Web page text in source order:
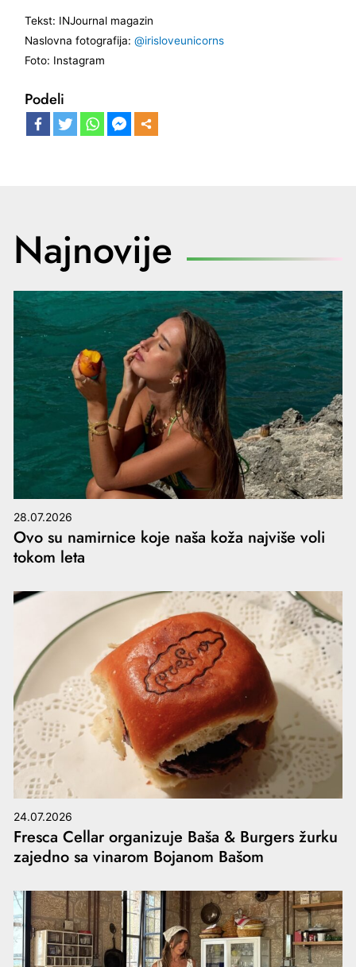
Tekst: INJournal magazin
Naslovna fotografija:@irisloveunicorns
Foto: Instagram
Podeli
Najnovije
28.07.2026
Ovo su namirnice koje naša koža najviše voli
tokom leta
24.07.2026
Fresca Cellar organizuje Baša & Burgers žurku
zajedno sa vinarom Bojanom Bašom